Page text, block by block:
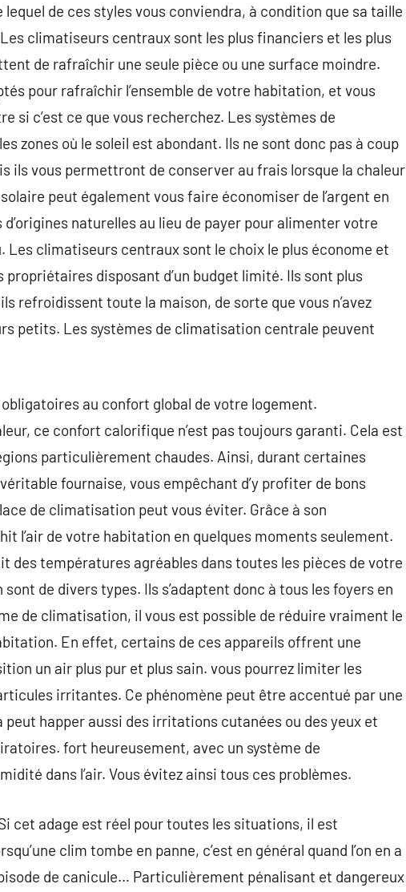
lequel de ces styles vous conviendra, à condition que sa taille
climatiseurs centraux sont les plus financiers et les plus
de rafraîchir une seule pièce ou une surface moindre.
pour rafraîchir l’ensemble de votre habitation, et vous
si c’est ce que vous recherchez. Les systèmes de
zones où le soleil est abondant. Ils ne sont donc pas à coup
ils vous permettront de conserver au frais lorsque la chaleur
peut également vous faire économiser de l’argent en
naturelles au lieu de payer pour alimenter votre
Les climatiseurs centraux sont le choix le plus économe et
disposant d’un budget limité. Ils sont plus
refroidissent toute la maison, de sorte que vous n’avez
petits. Les systèmes de climatisation centrale peuvent
au confort global de votre logement.
ce confort calorifique n’est pas toujours garanti. Cela est
particulièrement chaudes. Ainsi, durant certaines
fournaise, vous empêchant d’y profiter de bons
de climatisation peut vous éviter. Grâce à son
l’air de votre habitation en quelques moments seulement.
des températures agréables dans toutes les pièces de votre
de divers types. Ils s’adaptent donc à tous les foyers en
de climatisation, il vous est possible de réduire vraiment le
En effet, certains de ces appareils offrent une
un air plus pur et plus sain. vous pourrez limiter les
irritantes. Ce phénomène peut être accentué par une
happer aussi des irritations cutanées ou des yeux et
fort heureusement, avec un système de
dans l’air. Vous évitez ainsi tous ces problèmes.
cet adage est réel pour toutes les situations, il est
clim tombe en panne, c’est en général quand l’on en a
de canicule… Particulièrement pénalisant et dangereux